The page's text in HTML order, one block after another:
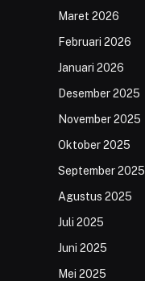
Maret 2026
Februari 2026
Januari 2026
Desember 2025
November 2025
Oktober 2025
September 2025
Agustus 2025
Juli 2025
Juni 2025
Mei 2025